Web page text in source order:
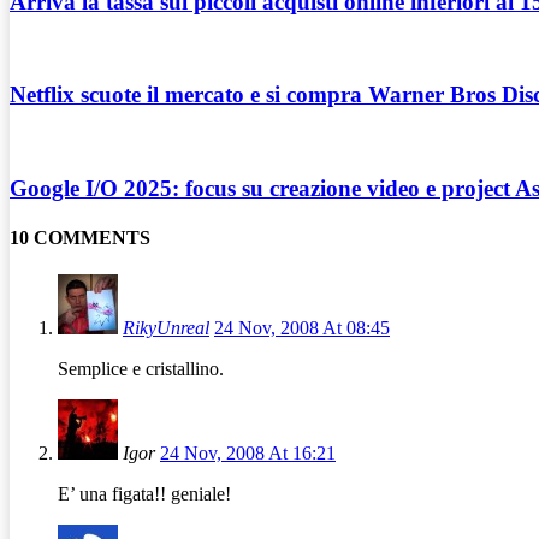
Netflix scuote il mercato e si compra Warner Bros
Google I/O 2025: focus su creazione video e project
10 COMMENTS
RikyUnreal 24 Nov, 2008 At 08:45
Semplice e cristallino.
Igor 24 Nov, 2008 At 16:21
E’ una figata!! geniale!